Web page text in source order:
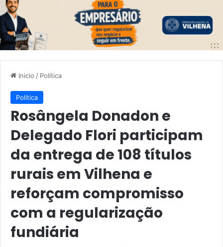
Inicio / Política
Política
Rosângela Donadon e
Delegado Flori participam
da entrega de 108 títulos
rurais em Vilhena e
reforçam compromisso
com a regularização
fundiária